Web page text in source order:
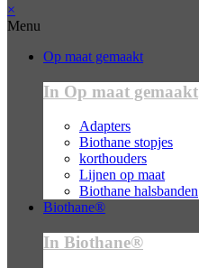
×
Menu
Op maat gemaakt
In Op maat gemaakt
Adapters
Biothane stopjes
korthouders
Lijnen op maat
Biothane halsbanden
Biothane®
In Biothane®